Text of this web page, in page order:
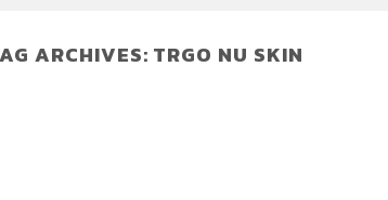
ARCHIVES: TRGO NU SKIN